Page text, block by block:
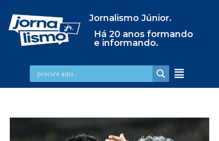
Jornalismo Júnior.
Há 20 anos formando
e informando.